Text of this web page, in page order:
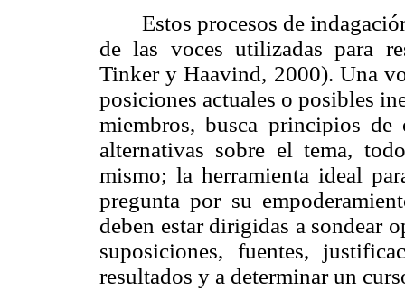
Estos procesos de
de las voces utilizadas para
Tinker y Haavind, 2000). Una
posiciones actuales o posibles
miembros, busca principios de
alternativas sobre el tema,
mismo; la herramienta ideal
pregunta por su
deben estar dirigidas a sondear
suposiciones, fuentes,
resultados y a determinar un